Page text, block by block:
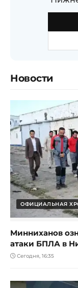
Новости
ОФИЦИАЛЬНАЯ
Минниханов
атаки БПЛА в
Сегодня, 16:35